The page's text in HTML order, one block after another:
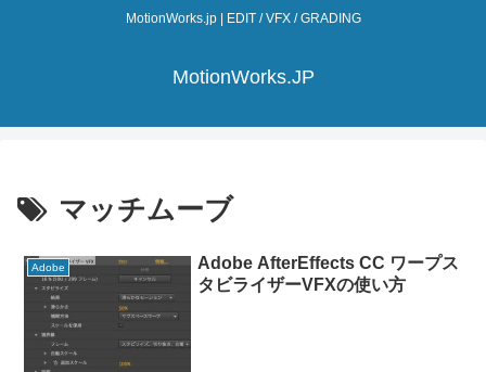
MotionWorks.jp | EDIT / VFX / GRADING
MotionWorks.JP
マッチムーブ
Adobe
Adobe AfterEffects CC ワープス
タビライザーVFXの使い方